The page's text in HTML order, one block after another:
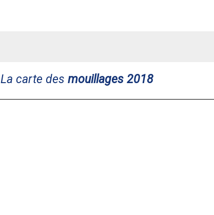
La carte des mouillages 2018